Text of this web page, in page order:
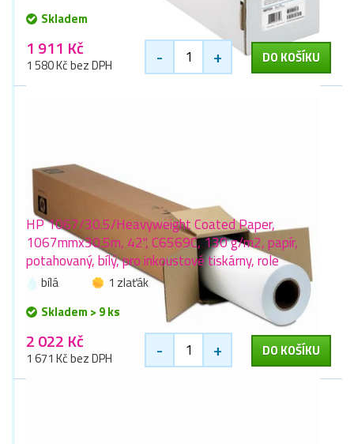
Skladem
1 911 Kč
1 580 Kč bez DPH - + DO KOŠÍKU
HP 1067/30.5/Heavyweight Coated Paper,
1067mmx30.5m, 42", C6569C, 130 g/m2, papír,
potahovaný, bílý, pro inkoustové tiskárny, role
bílá
1 zlaťák
Skladem > 9 ks
2 022 Kč
1 671 Kč bez DPH - + DO KOŠÍKU